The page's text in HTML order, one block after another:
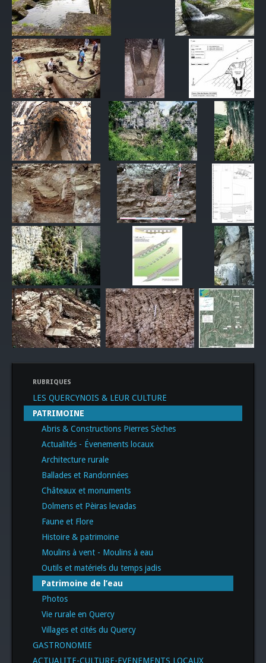
RUBRIQUES
LES QUERCYNOIS & LEUR CULTURE
PATRIMOINE
Abris & Constructions Pierres Sèches
Actualités - Évenements locaux
Architecture rurale
Ballades et Randonnées
Châteaux et monuments
Dolmens et Pèiras levadas
Faune et Flore
Histoire & patrimoine
Moulins à vent - Moulins à eau
Outils et matériels du temps jadis
Patrimoine de l’eau
Photos
Vie rurale en Quercy
Villages et cités du Quercy
GASTRONOMIE
ACTUALITE-CULTURE-EVENEMENTS LOCAUX